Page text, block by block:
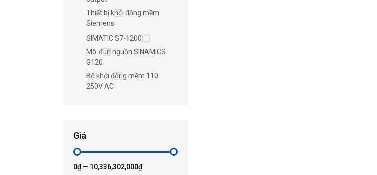
Thiết bị khởi động mềm
Siemens
SIMATIC S7-1200
Mô-đun nguồn SINAMICS
G120
Bộ khởi động mềm 110-
250V AC
Giá
0₫— 10,336,302,000₫